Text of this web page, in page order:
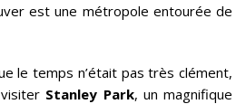
est une métropole entourée de
le temps n’était pas très clément,
Stanley Park, un magnifique